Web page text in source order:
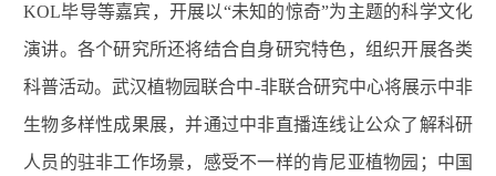
KOL毕导等嘉宾，开展以“未知的惊奇”为主题的科学文化
演讲。各个研究所还将结合自身研究特色，组织开展各类
科普活动。武汉植物园联合中-非联合研究中心将展示中非
生物多样性成果展，并通过中非直播连线让公众了解科研
人员的驻非工作场景，感受不一样的肯尼亚植物园；中国